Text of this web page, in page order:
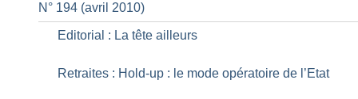
N° 194 (avril 2010)
Editorial : La tête ailleurs
Retraites : Hold-up : le mode opératoire de l’Etat